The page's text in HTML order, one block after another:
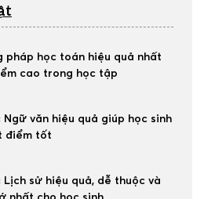
pháp học toán hiệu quả nhất
cao trong học tập
Ngữ văn hiệu quả giúp học sinh
điểm tốt
Lịch sử hiệu quả, dễ thuộc và